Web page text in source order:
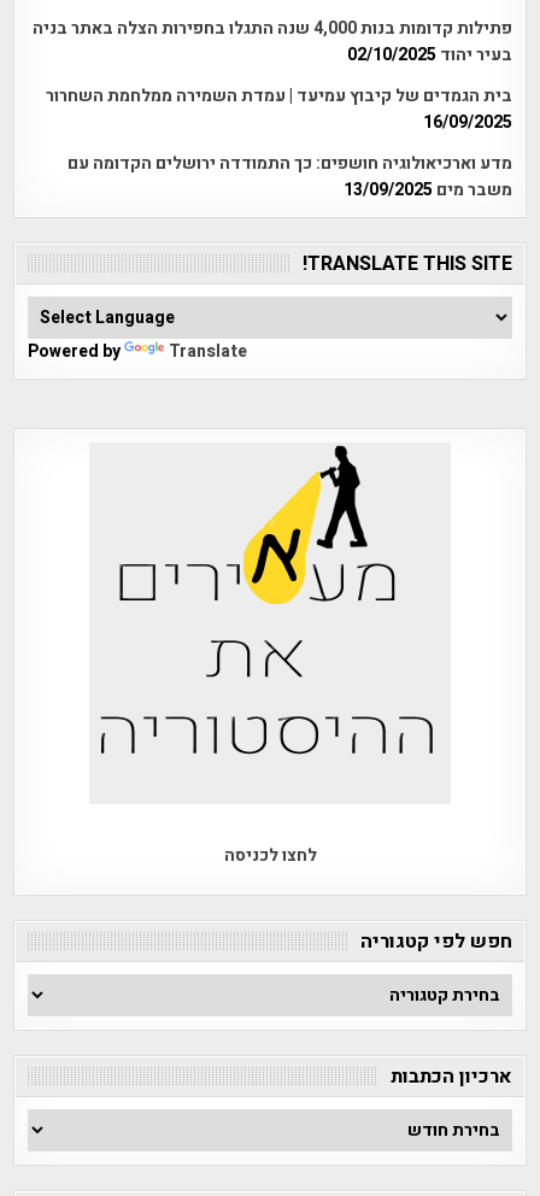
פתילות קדומות בנות 4,000 שנה התגלו בחפירות הצלה באתר בניה
בעיר יהוד 02/10/2025
בית הגמדים של קיבוץ עמיעד | עמדת השמירה ממלחמת השחרור
16/09/2025
מדע וארכיאולוגיה חושפים: כך התמודדה ירושלים הקדומה עם
משבר מים 13/09/2025
TRANSLATE THIS SITE!
Powered by Translate
לחצו לכניסה
חפש לפי קטגוריה
חפש
לפי
ארכיון הכתבות
ארכיון
הכתבות